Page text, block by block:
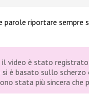
parole riportare sempre
il video è stato
è basato sullo scherzo
stata più sincera che